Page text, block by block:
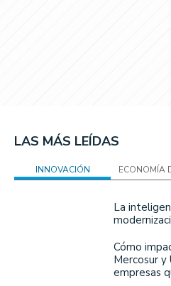
LAS MÁS LEÍDAS
INNOVACIÓN ECONOMÍA
La
Cómo
Mercosur y
empresas